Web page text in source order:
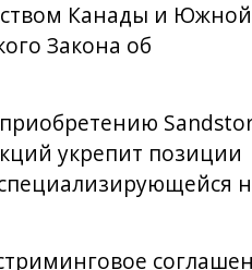
Канады и Южной
Закона об
укрепит позиции